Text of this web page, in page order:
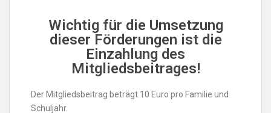
Wichtig für die Umsetzung
dieser Förderungen ist die
Einzahlung des
Mitgliedsbeitrages!
Der Mitgliedsbeitrag beträgt 10 Euro pro Familie und
Schuljahr.